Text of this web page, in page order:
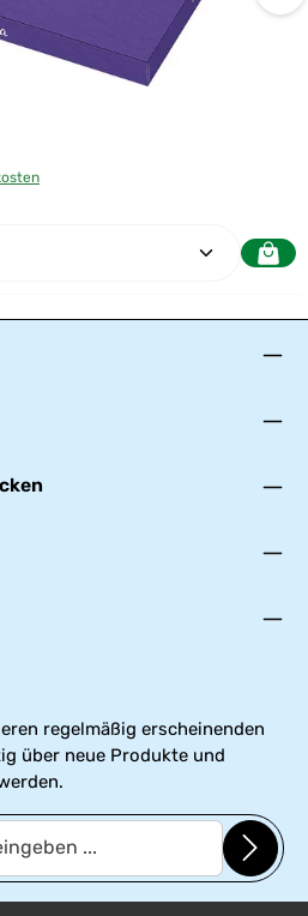
gewünschten Wert ein
regelmäßig erscheinenden
über neue Produkte und